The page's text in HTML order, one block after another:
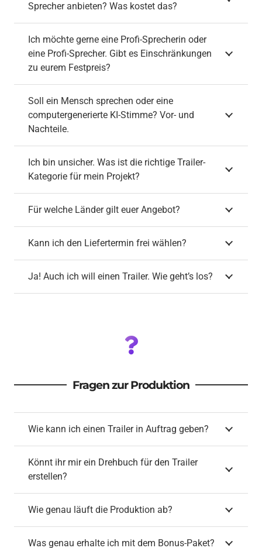
Sprecher anbieten? Was kostet das?
Ich möchte gerne eine Profi-Sprecherin oder
eine Profi-Sprecher. Gibt es Einschränkungen
zu eurem Festpreis?
Soll ein Mensch sprechen oder eine
computergenerierte KI-Stimme? Vor- und
Nachteile.
Ich bin unsicher. Was ist die richtige Trailer-
Kategorie für mein Projekt?
Für welche Länder gilt euer Angebot?
Kann ich den Liefertermin frei wählen?
Ja! Auch ich will einen Trailer. Wie geht’s los?
Fragen zur Produktion
Wie kann ich einen Trailer in Auftrag geben?
Könnt ihr mir ein Drehbuch für den Trailer
erstellen?
Wie genau läuft die Produktion ab?
Was genau erhalte ich mit dem Bonus-Paket?